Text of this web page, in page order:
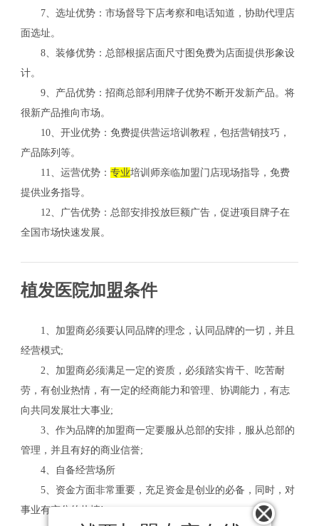
7、选址优势：市场督导下店考察和电话知道，协助代理店
面选址。
8、装修优势：总部根据店面尺寸图免费为店面提供形象设
计。
9、产品优势：招商总部利用牌子优势不断开发新产品。将
很新产品推向市场。
10、开业优势：免费提供营运培训教程，包括营销技巧，
产品陈列等。
11、运营优势： 专业培训师亲临加盟门店现场指导，免费
提供业务指导。
12、广告优势：总部安排投放巨额广告，促进项目牌子在
全国市场快速发展。
植发医院加盟条件
1、加盟商必须要认同品牌的理念，认同品牌的一切，并且
经营模式;
2、加盟商必须满足一定的资质，必须踏实肯干、吃苦耐
劳，有创业热情，有一定的经商能力和管理、协调能力，有志
向共同发展壮大事业;
3、作为品牌的加盟商一定要服从总部的安排，服从总部的
管理，并且有好的商业信誉;
4、自备经营场所
5、资金方面非常重要，充足资金是创业的必备，同时，对
事业有充分的热情!